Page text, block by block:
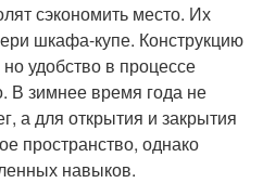
сэкономить место. Их
шкафа-купе. Конструкцию
удобство в процессе
В зимнее время года не
а для открытия и закрытия
пространство, однако
навыков.